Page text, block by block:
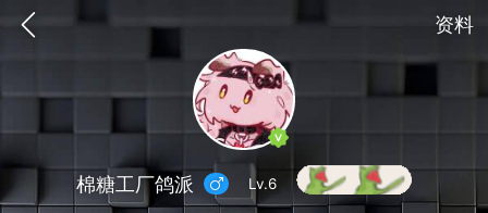
资料
棉糖工厂鸽派 Lv.6